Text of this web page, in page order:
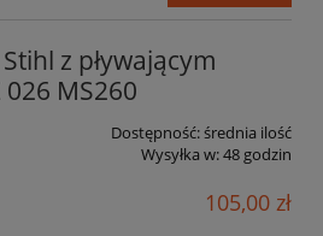
z pływającym
026 MS260
Dostępność:średnia ilość
Wysyłka w:48 godzin
105,00 zł